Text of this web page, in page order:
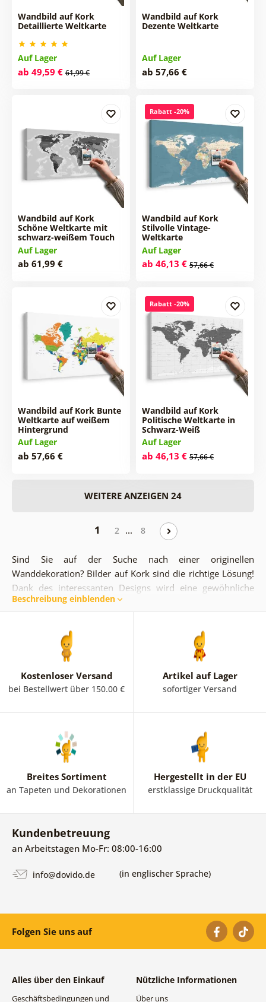
Wandbild auf Kork
Detaillierte Weltkarte
Auf Lager
ab 49,59 € 61,99 €
Wandbild auf Kork
Dezente Weltkarte
Auf Lager
ab 57,66 €
Wandbild auf Kork
Schöne Weltkarte mit
schwarz-weißem Touch
Auf Lager
ab 61,99 €
Rabatt -20%
Wandbild auf Kork
Stilvolle Vintage-
Weltkarte
Auf Lager
ab 46,13 € 57,66 €
Wandbild auf Kork Bunte
Weltkarte auf weißem
Hintergrund
Auf Lager
ab 57,66 €
Rabatt -20%
Wandbild auf Kork
Politische Weltkarte in
Schwarz-Weiß
Auf Lager
ab 46,13 € 57,66 €
WEITERE ANZEIGEN 24
1 2 … 8
Sind Sie auf der Suche nach einer originellen
Wanddekoration? Bilder auf Kork sind die richtige Lösung!
Dank des interessanten Designs wird eine gewöhnliche
Korkplatte in ein stilvolles Accessoire verwandelt, das Sie
Stecknadeln an das Korkenbild heften, Orte markieren, die
Sie besucht haben oder Notizen anheften. Es ist nur und
nur Ihre Wahl, wie Sie das Bild verwenden!
Beschreibung einblenden
Kostenloser Versand
bei Bestellwert über 150.00 €
Artikel auf Lager
sofortiger Versand
Breites Sortiment
an Tapeten und Dekorationen
Hergestellt in der EU
erstklassige Druckqualität
Kundenbetreuung
an Arbeitstagen Mo-Fr: 08:00-16:00
info@dovido.de (in englischer Sprache)
Folgen Sie uns auf
Alles über den Einkauf
Geschäftsbedingungen und
Nützliche Informationen
Über uns